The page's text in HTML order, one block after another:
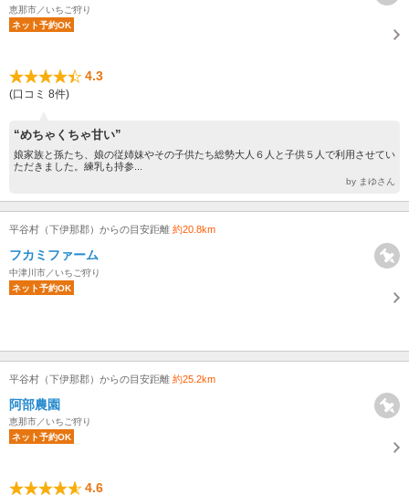
恵那市／いちご狩り
ネット予約OK
4.3
(口コミ 8件)
“めちゃくちゃ甘い”
娘家族と孫たち、娘の従姉妹やその子供たち総勢大人６人と子供５人で利用させてい
ただきました。練乳も持参...
by まゆさん
平谷村（下伊那郡）からの目安距離 約20.8km
フカミファーム
中津川市／いちご狩り
ネット予約OK
平谷村（下伊那郡）からの目安距離 約25.2km
阿部農園
恵那市／いちご狩り
ネット予約OK
4.6